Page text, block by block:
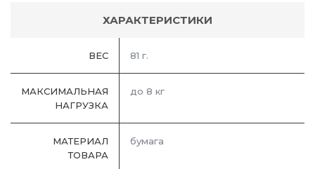
ХАРАКТЕРИСТИКИ
ВЕС 81 г.
МАКСИМАЛЬНАЯ
НАГРУЗКА
до 8 кг
МАТЕРИАЛ
ТОВАРА
бумага